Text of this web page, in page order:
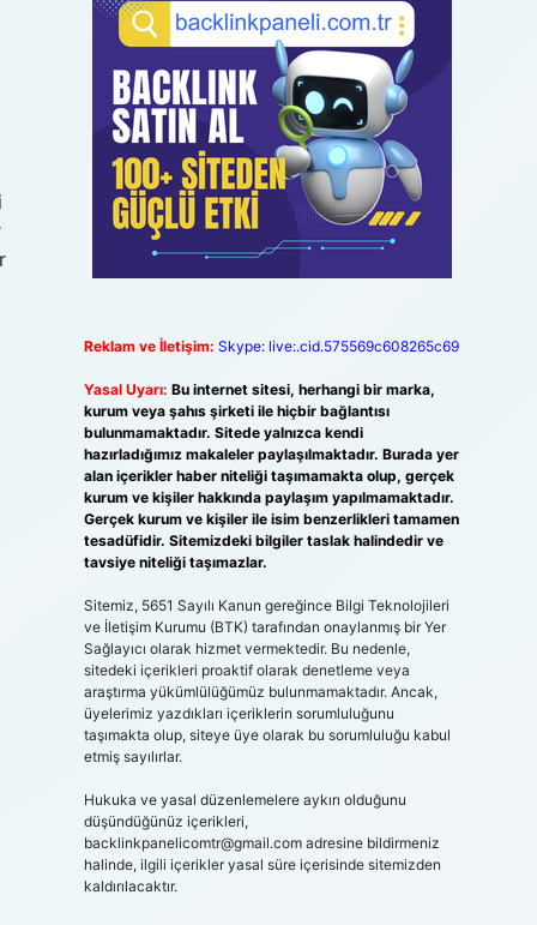
Reklam ve İletişim: Skype: live:.cid.575569c608265c69
Yasal Uyarı: Bu internet sitesi, herhangi bir marka,
kurum veya şahıs şirketi ile hiçbir bağlantısı
bulunmamaktadır. Sitede yalnızca kendi
hazırladığımız makaleler paylaşılmaktadır. Burada yer
alan içerikler haber niteliği taşımamakta olup, gerçek
kurum ve kişiler hakkında paylaşım yapılmamaktadır.
Gerçek kurum ve kişiler ile isim benzerlikleri tamamen
tesadüfidir. Sitemizdeki bilgiler taslak halindedir ve
tavsiye niteliği taşımazlar.
Sitemiz, 5651 Sayılı Kanun gereğince Bilgi Teknolojileri
ve İletişim Kurumu (BTK) tarafından onaylanmış bir Yer
Sağlayıcı olarak hizmet vermektedir. Bu nedenle,
sitedeki içerikleri proaktif olarak denetleme veya
araştırma yükümlülüğümüz bulunmamaktadır. Ancak,
üyelerimiz yazdıkları içeriklerin sorumluluğunu
taşımakta olup, siteye üye olarak bu sorumluluğu kabul
etmiş sayılırlar.
Hukuka ve yasal düzenlemelere aykırı olduğunu
düşündüğünüz içerikleri,
backlinkpanelicomtr@gmail.comadresine bildirmeniz
halinde, ilgili içerikler yasal süre içerisinde sitemizden
kaldırılacaktır.